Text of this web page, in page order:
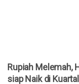
Rupiah Melemah,
siap Naik di